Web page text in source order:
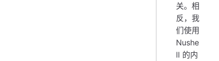
关。相
反，我
们使用
Nushe
ll 的内